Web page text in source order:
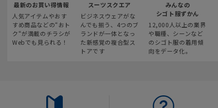
最新のお買い得情報
人気アイテムやおす
すめ商品などの“おト
ク“が満載のチラシが
Webでも見られる！
スーツスクエア
ビジネスウェアがな
んでも揃う、4つのブ
ランドが一体となっ
た新感覚の複合型ス
トアです
みんなの
シゴト服ずかん
12,000人以上の業界
や職種、シーンなど
のシゴト服の着用傾
向をデータ化。